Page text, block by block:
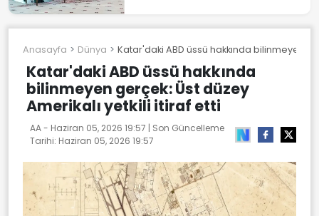
Anasayfa Dünya Katar'daki ABD üssü hakkında bilinmeyen
Katar'daki ABD üssü hakkında
bilinmeyen gerçek: Üst düzey
Amerikalı yetkili itiraf etti
AA - Haziran 05, 2026 19:57 | Son Güncelleme
Tarihi: Haziran 05, 2026 19:57